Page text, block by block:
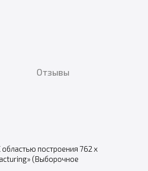
Отзывы
построения 762 x
(Выборочное